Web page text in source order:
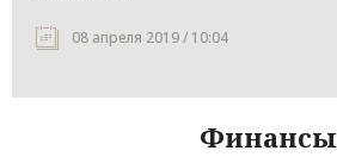
08 апреля 2019 / 10:04
Финансы